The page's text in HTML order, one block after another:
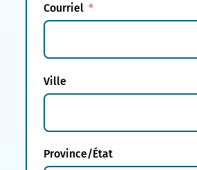
Courriel
Ville
Province/État